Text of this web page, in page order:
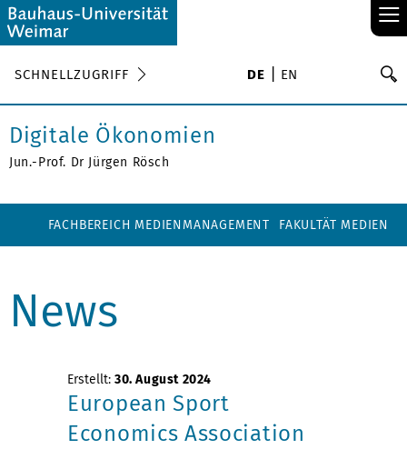
≡
SCHNELLZUGRIFF DE EN
Digitale Ökonomien
Jun.-Prof. Dr Jürgen Rösch
FACHBEREICH MEDIENMANAGEMENT FAKULTÄT MEDIEN
News
Erstellt: 30. August 2024
European Sport
Economics Association